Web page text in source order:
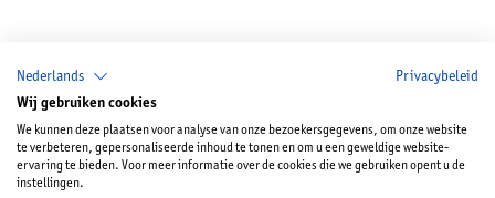
Nederlands Privacybeleid
Wij gebruiken cookies
We kunnen deze plaatsen voor analyse van onze bezoekersgegevens, om onze website
te verbeteren, gepersonaliseerde inhoud te tonen en om u een geweldige website-
ervaring te bieden. Voor meer informatie over de cookies die we gebruiken opent u de
instellingen.